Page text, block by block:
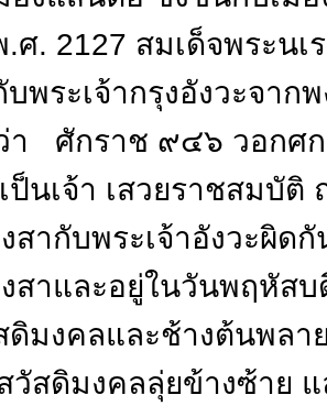
ศ. 2127 สมเด็จพระน
พระเจ้ากรุงอังวะจาก
า ศักราช ๙๔๖ วอกศ
ป็นเจ้า เสวยราชสมบั
สากับพระเจ้าอังวะผิด
งสาและอยู่ในวันพฤหัส
ดิมงคลและช้างต้นพลา
วัสดิมงคลลุ่ยข้างซ้าย